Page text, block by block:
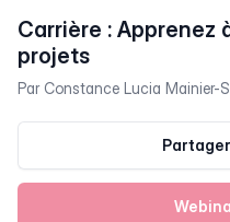
Carrière : Apprenez
projets
Par Constance Lucia Mainier-